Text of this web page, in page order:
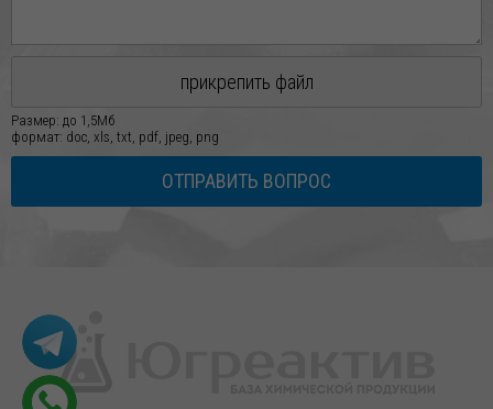
прикрепить файл
Размер: до 1,5Мб
формат: doc, xls, txt, pdf, jpeg, png
ОТПРАВИТЬ ВОПРОС